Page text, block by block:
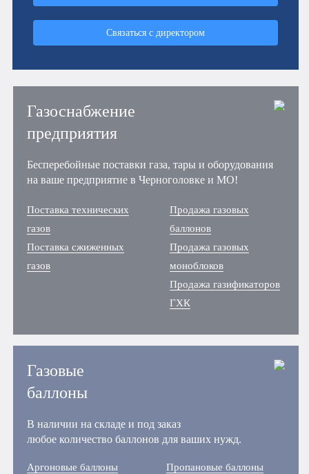
Связаться с директором
Газоснабжение
предприятия
Бесперебойные поставки газа, тары и оборудования
на ваше предприятие в Черноголовке и МО!
Поставка технических
газов
Поставка сжиженных
газов
Продажа газовых
баллонов
Продажа газовых
моноблоков
Продажа газификаторов
ГХК
Газовые
баллоны
В наличии на складе и под заказ
любое количество баллонов для ваших нужд.
Аргоновые баллоны
Пропановые баллоны